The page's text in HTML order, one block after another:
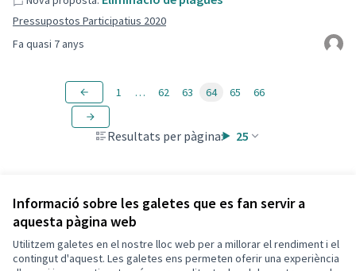
Informació sobre les galetes que es fan servir a
aquesta pàgina web
Utilitzem galetes en el nostre lloc web per a millorar el rendiment i el
contingut d'aquest. Les galetes ens permeten oferir una experiència
Fa quasi 7 anys
Pressupostos Participatius 2020
Resultats per pàgina: 25
1 … 62 63 64 65 66
Termes i condicions d'ús
Configuració de les galetes